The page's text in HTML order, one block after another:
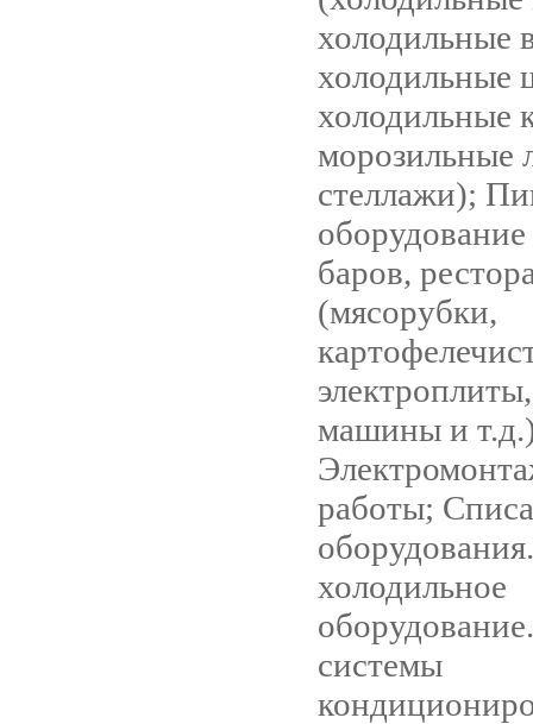
холодильные
холодильные
холодильные
морозильные
стеллажи);
баров,
(мясорубки,
машины и
работы;
холодильное
системы